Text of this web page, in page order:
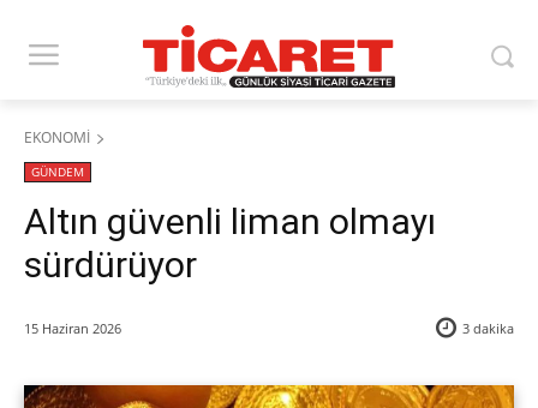
EKONOMİ
GÜNDEM
Altın güvenli liman olmayı
sürdürüyor
15 Haziran 2026 3 dakika